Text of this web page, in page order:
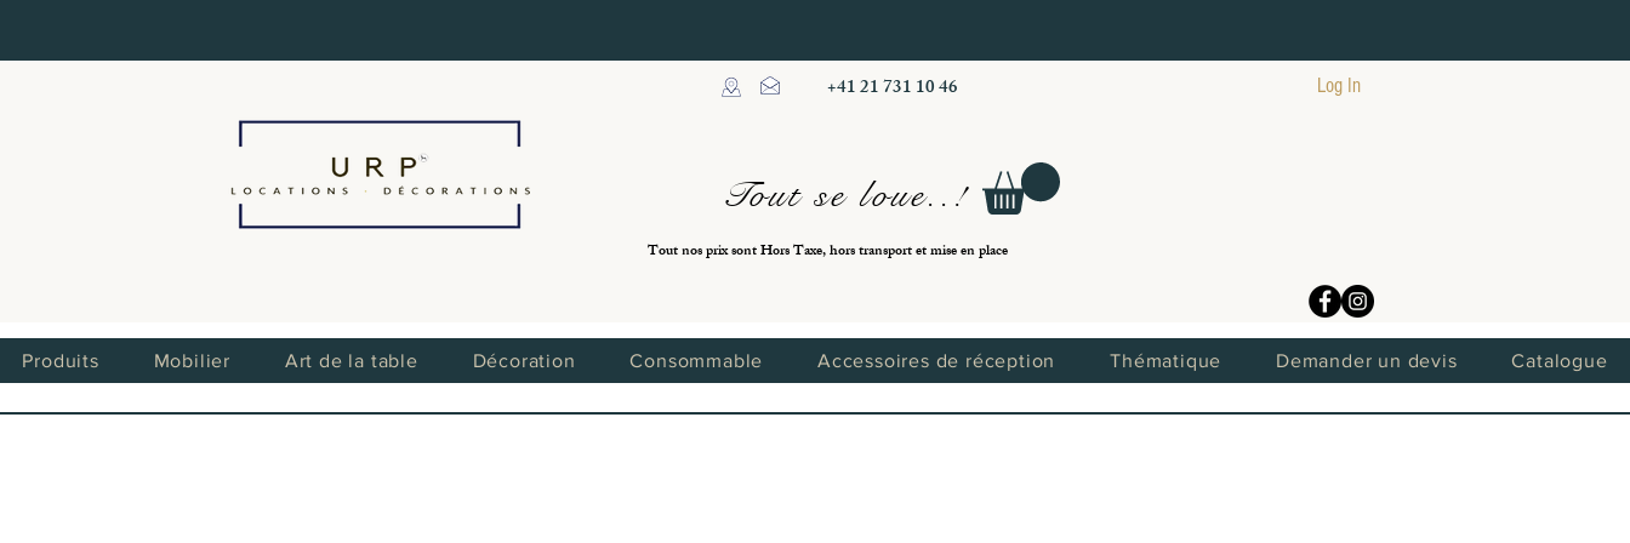
+41 21 731 10 46
Tout se loue..!
Log In
Tout nos prix sont Hors Taxe, hors transport et mise en place
Produits Mobilier Art de la table Décoration Consommable Accessoires de réception Thématique Demander un devis Catalogue